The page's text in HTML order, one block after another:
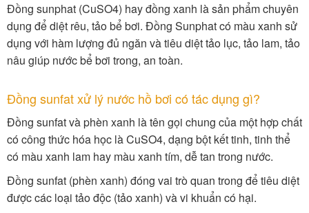
Đồng sunphat (CuSO4) hay đồng xanh là sản phẩm chuyên
dụng để diệt rêu, tảo bể bơi. Đồng Sunphat có màu xanh sử
dụng với hàm lượng đủ ngăn và tiêu diệt tảo lục, tảo lam, tảo
nâu giúp nước bể bơi trong, an toàn.
Đồng sunfat xử lý nước hồ bơi có tác dụng gì?
Đồng sunfat và phèn xanh là tên gọi chung của một hợp chất
có công thức hóa học là CuSO4, dạng bột kết tinh, tinh thể
có màu xanh lam hay màu xanh tím, dễ tan trong nước.
Đồng sunfat (phèn xanh) đóng vai trò quan trong để tiêu diệt
được các loại tảo độc (tảo xanh) và vi khuẩn có hại.